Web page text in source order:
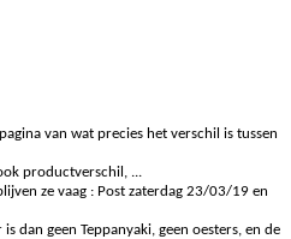
van wat precies het verschil is tussen
productverschil, ...
ze vaag : Post zaterdag 23/03/19 en
dan geen Teppanyaki, geen oesters, en de